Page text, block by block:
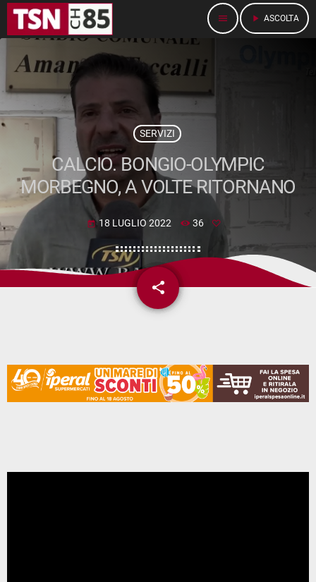
menu play_arrow ASCOLTA
SERVIZI
CALCIO. BONGIO-OLYMPIC
MORBEGNO, A VOLTE RITORNANO
today 18 LUGLIO 2022 36
share
email